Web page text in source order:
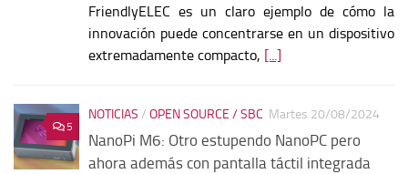
FriendlyELEC es un claro ejemplo de cómo la
innovación puede concentrarse en un dispositivo
extremadamente compacto, [...]
5
NOTICIAS / OPEN SOURCE / SBC Martes 20/08/2024
NanoPi M6: Otro estupendo NanoPC pero
ahora además con pantalla táctil integrada